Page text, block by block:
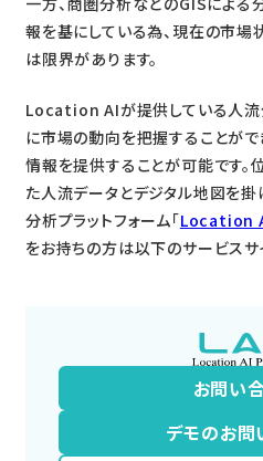
報を基にしている為、現在の市
は限界があります。
Location AIが提供している人流
に市場の動向を把握することが
情報を提供することが可能です。
た人流データとデジタル地図を
分析プラットフォーム「Location
をお持ちの方は以下のサービスサ
お問い
デモのお問